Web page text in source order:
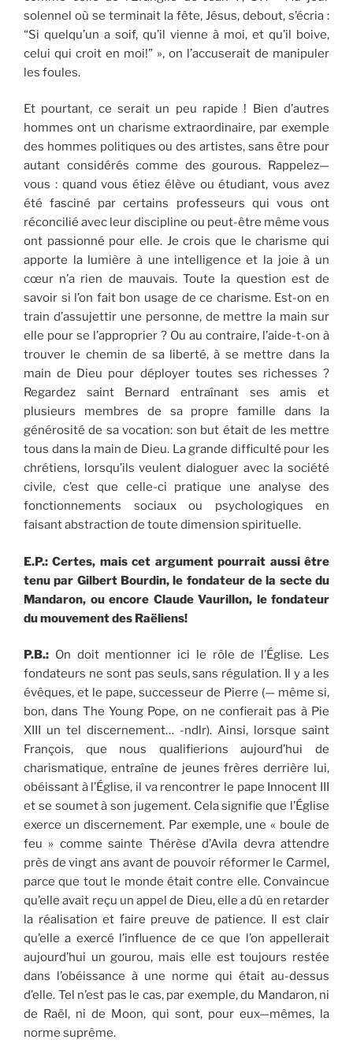
solennel où se terminait la fête, Jésus, debout, s’écria :
“Si quelqu’un a soif, qu’il vienne à moi, et qu’il boive,
celui qui croit en moi!” », on l’accuserait de manipuler
les foules.
Et pourtant, ce serait un peu rapide ! Bien d’autres
hommes ont un charisme extraordinaire, par exemple
des hommes politiques ou des artistes, sans être pour
autant considérés comme des gourous. Rappelez—
vous : quand vous étiez élève ou étudiant, vous avez
été fasciné par certains professeurs qui vous ont
réconcilié avec leur discipline ou peut-être même vous
ont passionné pour elle. Je crois que le charisme qui
apporte la lumière à une intelligence et la joie à un
cœur n’a rien de mauvais. Toute la question est de
savoir si l’on fait bon usage de ce charisme. Est-on en
train d’assujettir une personne, de mettre la main sur
elle pour se l’approprier ? Ou au contraire, l’aide-t-on à
trouver le chemin de sa liberté, à se mettre dans la
main de Dieu pour déployer toutes ses richesses ?
Regardez saint Bernard entraînant ses amis et
plusieurs membres de sa propre famille dans la
générosité de sa vocation: son but était de les mettre
tous dans la main de Dieu. La grande difficulté pour les
chrétiens, lorsqu’ils veulent dialoguer avec la société
civile, c’est que celle-ci pratique une analyse des
fonctionnements sociaux ou psychologiques en
faisant abstraction de toute dimension spirituelle.
E.P.: Certes, mais cet argument pourrait aussi être
tenu par Gilbert Bourdin, le fondateur de la secte du
Mandaron, ou encore Claude Vaurillon, le fondateur
du mouvement des Raëliens!
P.B.: On doit mentionner ici le rôle de l’Église. Les
fondateurs ne sont pas seuls, sans régulation. Il y a les
évêques, et le pape, successeur de Pierre (— même si,
bon, dans The Young Pope, on ne confierait pas à Pie
XIII un tel discernement… -ndlr). Ainsi, lorsque saint
François, que nous qualifierions aujourd’hui de
charismatique, entraîne de jeunes frères derrière lui,
obéissant à l’Église, il va rencontrer le pape Innocent III
et se soumet à son jugement. Cela signifie que l’Église
exerce un discernement. Par exemple, une « boule de
feu » comme sainte Thérèse d’Avila devra attendre
près de vingt ans avant de pouvoir réformer le Carmel,
parce que tout le monde était contre elle. Convaincue
qu’elle avait reçu un appel de Dieu, elle a dû en retarder
la réalisation et faire preuve de patience. Il est clair
qu’elle a exercé l’influence de ce que l’on appellerait
aujourd’hui un gourou, mais elle est toujours restée
dans l’obéissance à une norme qui était au-dessus
d’elle. Tel n’est pas le cas, par exemple, du Mandaron, ni
de Raël, ni de Moon, qui sont, pour eux—mêmes, la
norme suprême.